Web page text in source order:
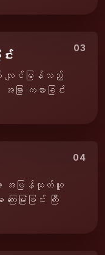
03
း
လျင်မြန်သည့်
ား ကစားခြင်း
04
ား အမြန်ထုတ်ယူ
မြုံးခြင်း ကြီး